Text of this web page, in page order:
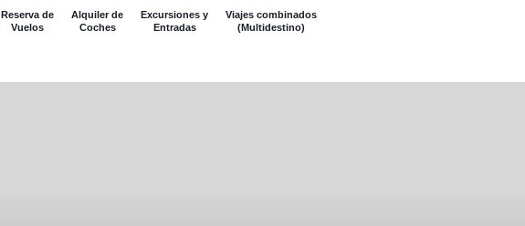
Reserva de
Vuelos
Alquiler de
Coches
Excursiones y
Entradas
Viajes combinados
(Multidestino)